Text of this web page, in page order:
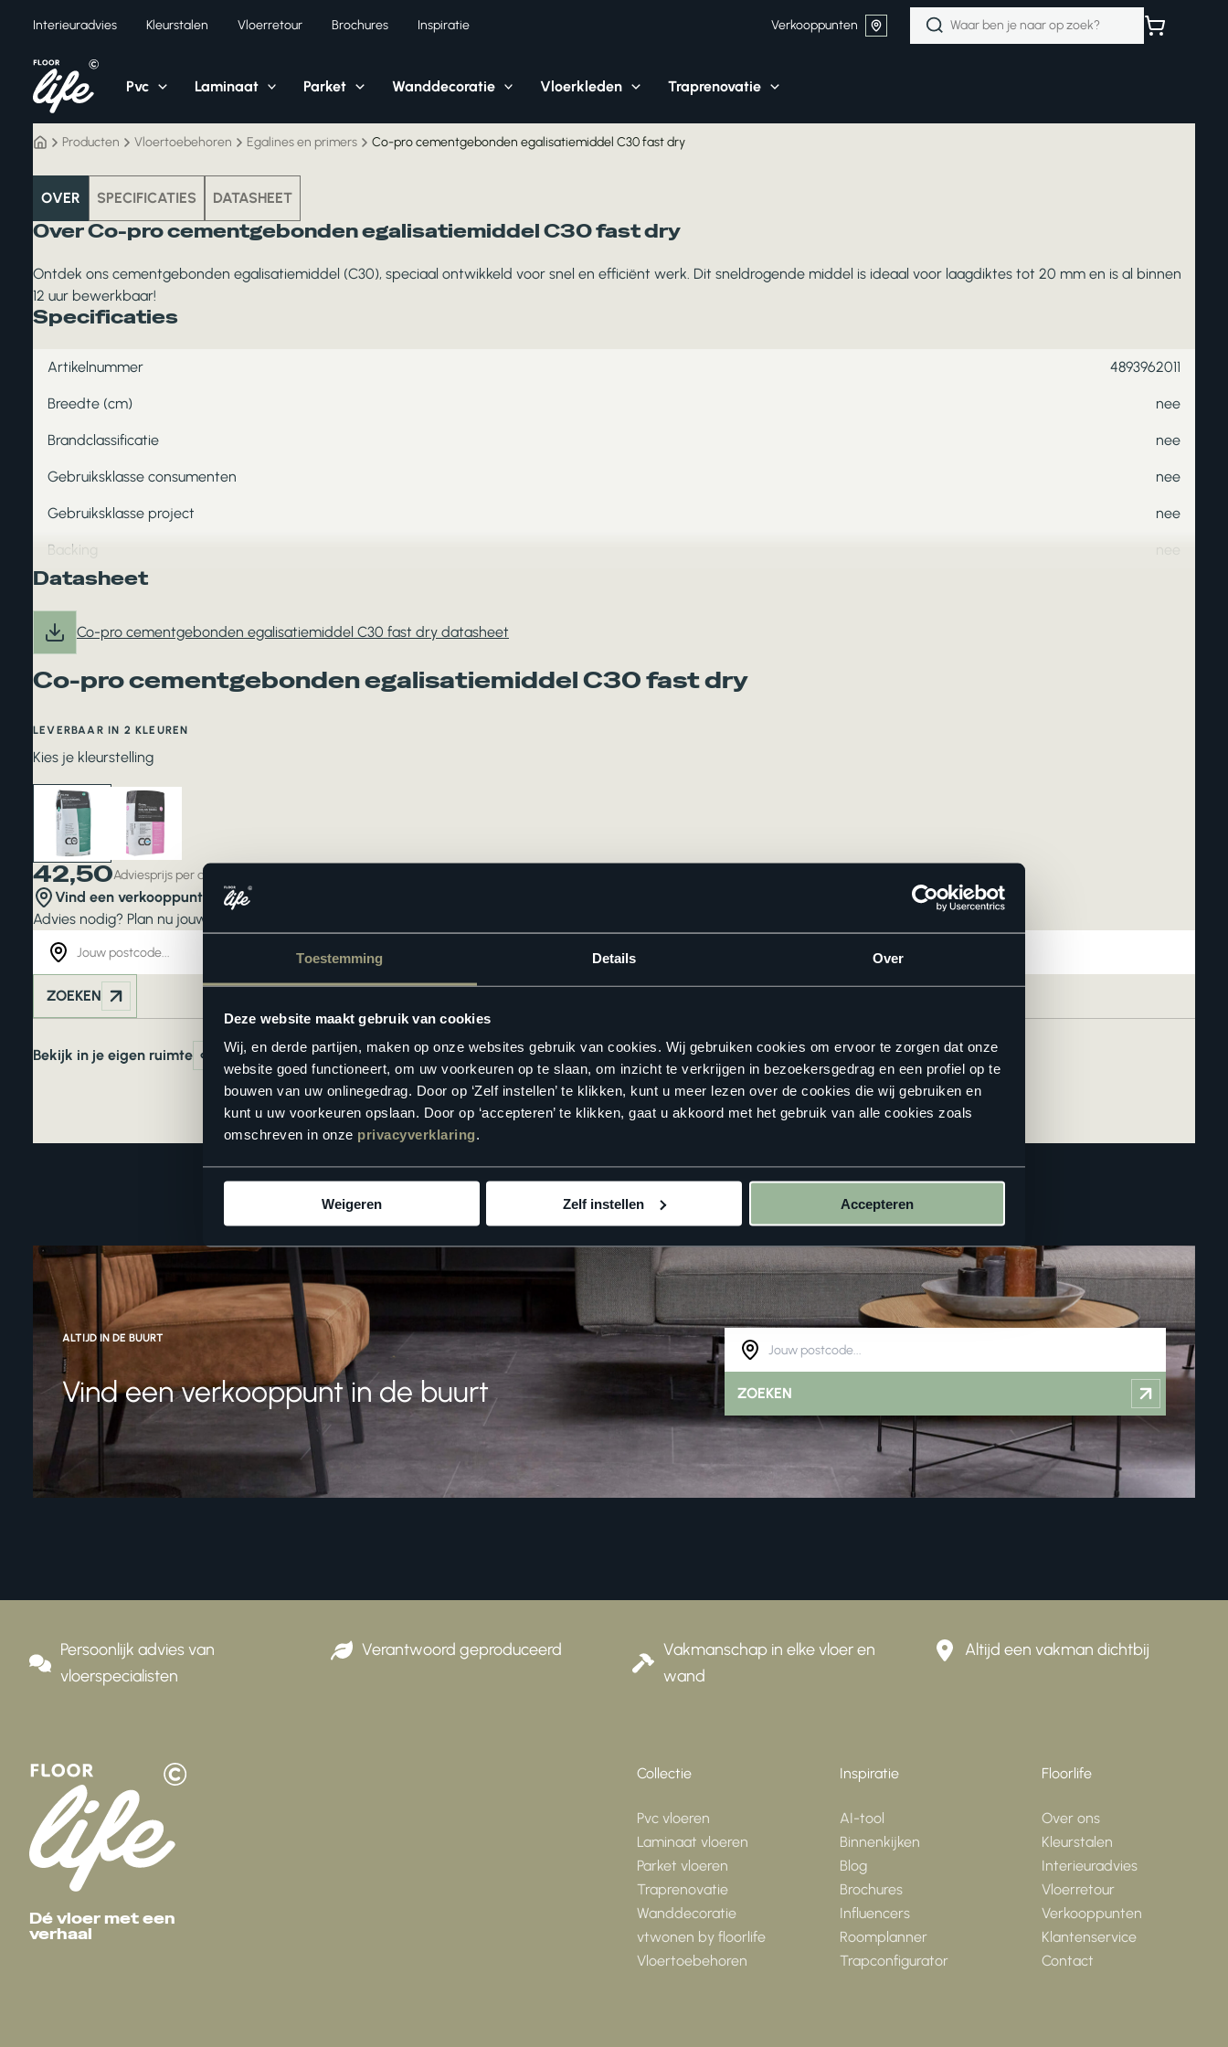
Toestemming Details Over
Deze website maakt gebruik van cookies
Wij, en derde partijen, maken op onze websites gebruik van cookies. Wij gebruiken cookies om ervoor te zorgen dat onze
website goed functioneert, om uw voorkeuren op te slaan, om inzicht te verkrijgen in bezoekersgedrag en een profiel op te
bouwen van uw onlinegedrag. Door op ‘Zelf instellen’ te klikken, kunt u meer lezen over de cookies die wij gebruiken en
kunt u uw voorkeuren opslaan. Door op ‘accepteren’ te klikken, gaat u akkoord met het gebruik van alle cookies zoals
omschreven in onze privacyverklaring.
Weigeren Zelf instellen Accepteren
inhoud
Interieuradvies Kleurstalen Vloerretour Brochures Inspiratie Verkooppunten
Zoeken
naar:
Pvc Laminaat Parket Wanddecoratie Vloerkleden Traprenovatie
Producten Vloertoebehoren Egalines en primers Co-pro cementgebonden egalisatiemiddel C30 fast dry
vloertoebehoren
OVER SPECIFICATIES DATASHEET
Over Co-pro cementgebonden egalisatiemiddel C30 fast dry
Ontdek ons cementgebonden egalisatiemiddel (C30), speciaal ontwikkeld voor snel en efficiënt werk. Dit sneldrogende middel is ideaal voor laagdiktes tot 20 mm en is al binnen
12 uur bewerkbaar!
Specificaties
Artikelnummer 4893962011
Breedte (cm) nee
Brandclassificatie nee
Gebruiksklasse consumenten nee
Gebruiksklasse project nee
Backing nee
Datasheet
Co-pro cementgebonden egalisatiemiddel C30 fast dry datasheet
Co-pro cementgebonden egalisatiemiddel C30 fast dry
LEVERBAAR IN 2 KLEUREN
Kies je kleurstelling
42,50Adviesprijs per aantal stuks
Vind een verkooppunt in de buurt
Advies nodig? Plan nu jouw
ZOEKEN
Bekijk in je eigen ruimte
ALTIJD IN DE BUURT
Vind een verkooppunt in de buurt ZOEKEN
Persoonlijk advies van
vloerspecialisten
Verantwoord geproduceerd
Vakmanschap in elke vloer en
wand
Altijd een vakman dichtbij
Dé vloer met een
verhaal
Collectie
Pvc vloeren
Laminaat vloeren
Parket vloeren
Traprenovatie
Wanddecoratie
vtwonen by floorlife
Vloertoebehoren
Inspiratie
AI-tool
Binnenkijken
Blog
Brochures
Influencers
Roomplanner
Trapconfigurator
Floorlife
Over ons
Kleurstalen
Interieuradvies
Vloerretour
Verkooppunten
Klantenservice
Contact